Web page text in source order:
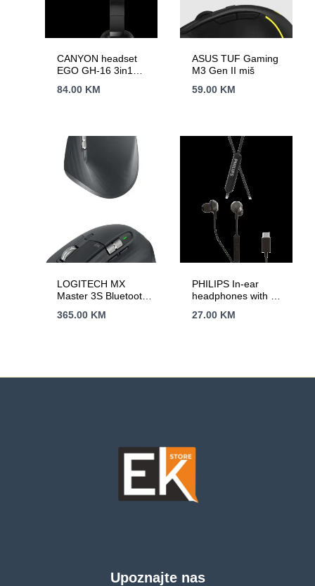
CANYON headset
EGO GH-16 3in1
84.00 KM
ASUS TUF Gaming
M3 Gen II miš
59.00 KM
LOGITECH MX
Master 3S Bluetooth
365.00 KM
PHILIPS In-ear
headphones with mic
USBC-C connector, 3
27.00 KM
Upoznajte nas